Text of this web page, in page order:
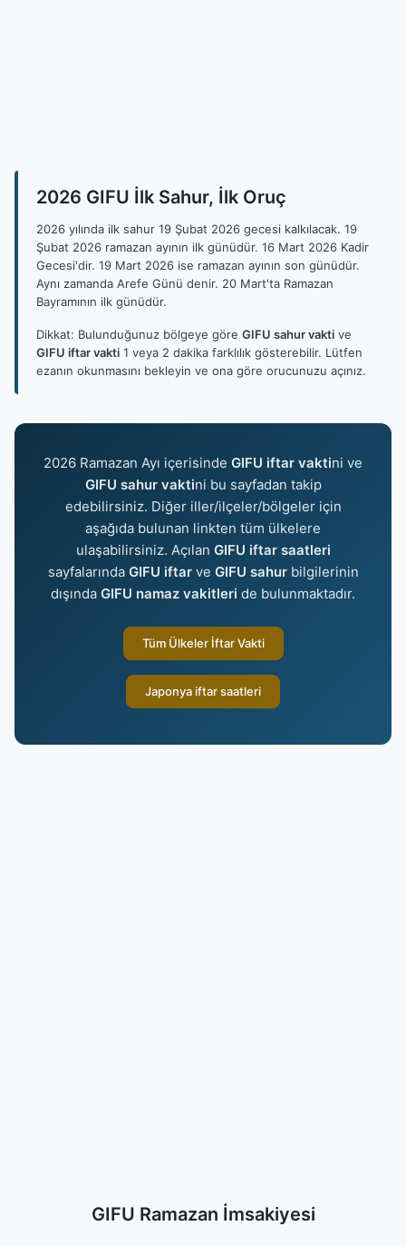
2026 GIFU İlk Sahur, İlk Oruç
2026 yılında ilk sahur 19 Şubat 2026 gecesi kalkılacak. 19
Şubat 2026 ramazan ayının ilk günüdür. 16 Mart 2026 Kadir
Gecesi'dir. 19 Mart 2026 ise ramazan ayının son günüdür.
Aynı zamanda Arefe Günü denir. 20 Mart'ta Ramazan
Bayramının ilk günüdür.
Dikkat: Bulunduğunuz bölgeye göre GIFU sahur vakti ve
GIFU iftar vakti 1 veya 2 dakika farklılık gösterebilir. Lütfen
ezanın okunmasını bekleyin ve ona göre orucunuzu açınız.
2026 Ramazan Ayı içerisinde GIFU iftar vaktini ve
GIFU sahur vaktini bu sayfadan takip
edebilirsiniz. Diğer iller/ilçeler/bölgeler için
aşağıda bulunan linkten tüm ülkelere
ulaşabilirsiniz. Açılan GIFU iftar saatleri
sayfalarında GIFU iftarve GIFU sahurbilgilerinin
dışında GIFU namaz vakitleri de bulunmaktadır.
Tüm Ülkeler İftar Vakti
Japonya iftar saatleri
GIFU Ramazan İmsakiyesi